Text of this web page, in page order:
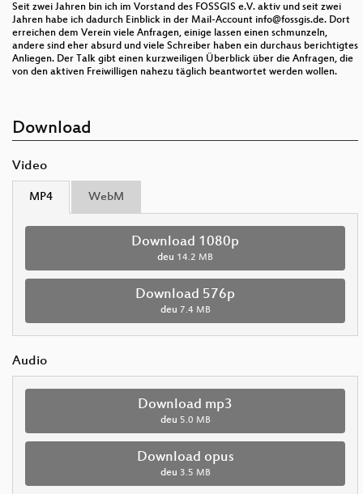
Seit zwei Jahren bin ich im Vorstand des FOSSGIS e.V. aktiv und seit zwei
Jahren habe ich dadurch Einblick in der Mail-Account info@fossgis.de. Dort
erreichen dem Verein viele Anfragen, einige lassen einen schmunzeln,
andere sind eher absurd und viele Schreiber haben ein durchaus berichtigtes
Anliegen. Der Talk gibt einen kurzweiligen Überblick über die Anfragen, die
von den aktiven Freiwilligen nahezu täglich beantwortet werden wollen.
Download
Video
MP4 WebM
Download 1080p
deu 14.2 MB
Download 576p
deu 7.4 MB
Audio
Download mp3
deu 5.0 MB
Download opus
deu 3.5 MB